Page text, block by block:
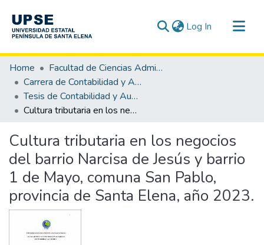
Log In (current)
Communities & Collections
All of DSpace
Statistics
Home
Facultad de Ciencias Administrativas
Carrera de Contabilidad y Auditoría
Tesis de Contabilidad y Auditoría
Cultura tributaria en los negocios del barrio Narcisa de Jesús y barrio 1 de Mayo, comuna San Pablo, provincia de Santa Elena, año 2023.
Cultura tributaria en los negocios
del barrio Narcisa de Jesús y barrio
1 de Mayo, comuna San Pablo,
provincia de Santa Elena, año 2023.